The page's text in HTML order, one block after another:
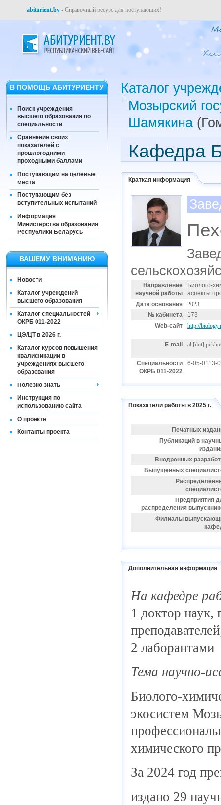
abiturient.by - Справочный ресурс для поступающих!
В ПОМОЩЬ АБИТУРИЕНТУ
Поиск учреждения
высшего образования по
специальности
Сравнение своих
показателей с
прошлогодними
проходными баллами
Поступающим на целевые
места
Поступающим без
вступительных испытаний
Информация
Министерства образования
Республики Беларусь
ВАШЕМУ ВНИМАНИЮ
Новости
Каталог учреждений
высшего образования
Каталог специальностей
ОКРБ 011-2022
ЦЭ/ЦТ в 2026 г.
Каталог курсов повышения
квалификации в
учреждениях высшего
образования
Полезно знать
Инструкция по
использованию сайта
О проекте
Контакты проекта
Каталог
Мозырский
Шамякина
Кафедра
Краткая информация
Направление
научной работы
Биолого-
аспекты
Дата основания
2023
№ кабинета
173
Web-сайт
http://
E-mail al [dot]
Специальности
ОКРБ 011-2022
6-05-0113-
Показатели работы в 2025 г.
Печатных
Публикаций в
Внедренных
Выпущенных
Предприятия
распределения
Филиалы
Дополнительная информация
На кафедре
1 доктор наук,
2 лаборантами
Тема научно-
Биолого-
экосистем
химического
За 2024 год
издано 29